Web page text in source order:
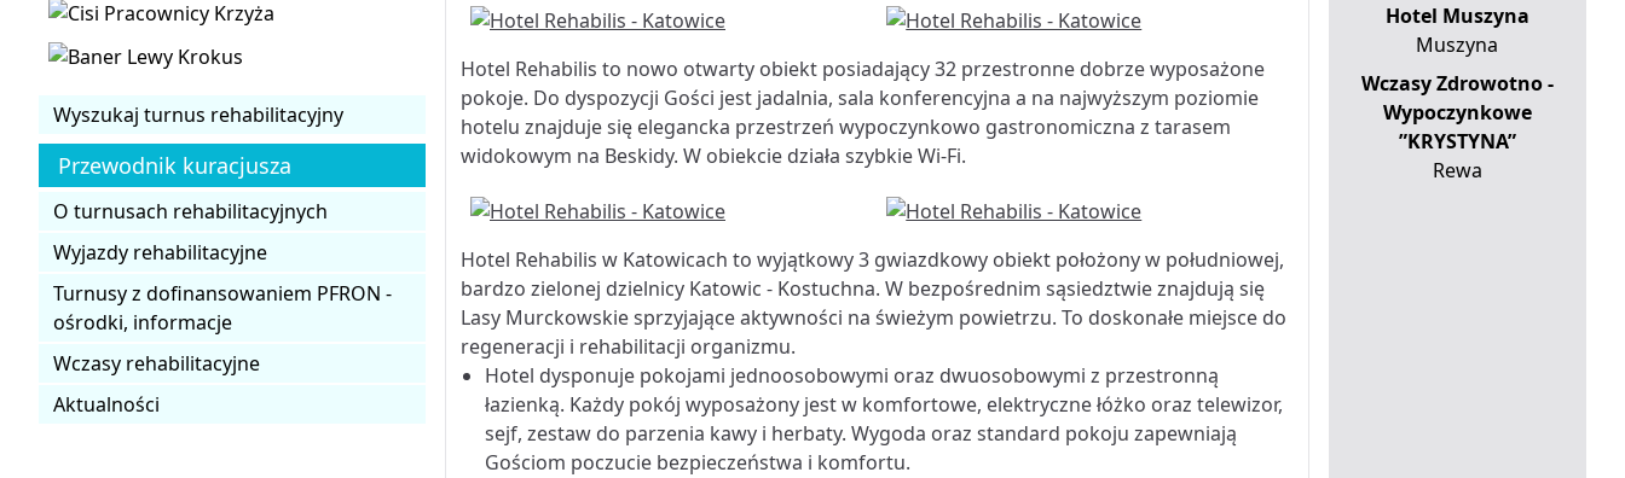
Wyszukaj turnus rehabilitacyjny
Przewodnik kuracjusza
O turnusach rehabilitacyjnych
Wyjazdy rehabilitacyjne
Turnusy z dofinansowaniem PFRON -
ośrodki, informacje
Wczasy rehabilitacyjne
Aktualności
Hotel Rehabilis to nowo otwarty obiekt posiadający 32 przestronne dobrze wyposażone
pokoje. Do dyspozycji Gości jest jadalnia, sala konferencyjna a na najwyższym poziomie
hotelu znajduje się elegancka przestrzeń wypoczynkowo gastronomiczna z tarasem
widokowym na Beskidy. W obiekcie działa szybkie Wi-Fi.
Hotel Rehabilis w Katowicach to wyjątkowy 3 gwiazdkowy obiekt położony w południowej,
bardzo zielonej dzielnicy Katowic - Kostuchna. W bezpośrednim sąsiedztwie znajdują się
Lasy Murckowskie sprzyjające aktywności na świeżym powietrzu. To doskonałe miejsce do
regeneracji i rehabilitacji organizmu.
Hotel dysponuje pokojami jednoosobowymi oraz dwuosobowymi z przestronną
łazienką. Każdy pokój wyposażony jest w komfortowe, elektryczne łóżko oraz telewizor,
sejf, zestaw do parzenia kawy i herbaty. Wygoda oraz standard pokoju zapewniają
Gościom poczucie bezpieczeństwa i komfortu.
Hotel Muszyna
Muszyna
Wczasy Zdrowotno -
Wypoczynkowe
”KRYSTYNA”
Rewa